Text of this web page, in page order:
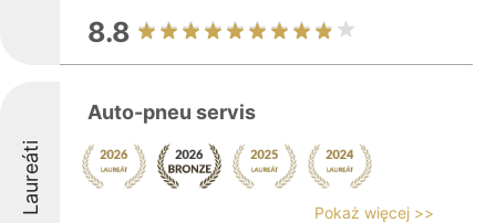
8.8
Laureáti
Auto-pneu servis
Pokaż więcej >>